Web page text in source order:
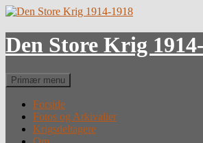
Hop
indhold
Den Store Krig
Søg
Primær menu
Forside
Fotos og Arkivalier
Krigsdeltagere